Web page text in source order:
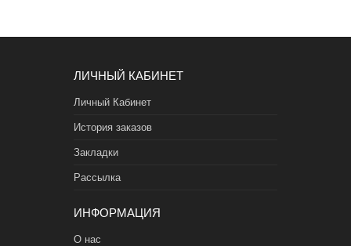
ЛИЧНЫЙ КАБИНЕТ
Личный Кабинет
История заказов
Закладки
Рассылка
ИНФОРМАЦИЯ
О нас